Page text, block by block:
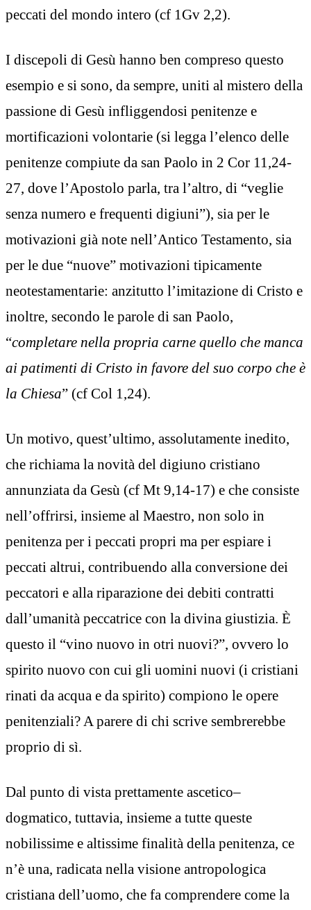
peccati del mondo intero (cf 1Gv 2,2).
I discepoli di Gesù hanno ben compreso questo
esempio e si sono, da sempre, uniti al mistero della
passione di Gesù infliggendosi penitenze e
mortificazioni volontarie (si legga l’elenco delle
penitenze compiute da san Paolo in 2 Cor 11,24-
27, dove l’Apostolo parla, tra l’altro, di “veglie
senza numero e frequenti digiuni”), sia per le
motivazioni già note nell’Antico Testamento, sia
per le due “nuove” motivazioni tipicamente
neotestamentarie: anzitutto l’imitazione di Cristo e
inoltre, secondo le parole di san Paolo,
“completare nella propria carne quello che manca
ai patimenti di Cristo in favore del suo corpo che è
la Chiesa” (cf Col 1,24).
Un motivo, quest’ultimo, assolutamente inedito,
che richiama la novità del digiuno cristiano
annunziata da Gesù (cf Mt 9,14-17) e che consiste
nell’offrirsi, insieme al Maestro, non solo in
penitenza per i peccati propri ma per espiare i
peccati altrui, contribuendo alla conversione dei
peccatori e alla riparazione dei debiti contratti
dall’umanità peccatrice con la divina giustizia. È
questo il “vino nuovo in otri nuovi?”, ovvero lo
spirito nuovo con cui gli uomini nuovi (i cristiani
rinati da acqua e da spirito) compiono le opere
penitenziali? A parere di chi scrive sembrerebbe
proprio di sì.
Dal punto di vista prettamente ascetico–
dogmatico, tuttavia, insieme a tutte queste
nobilissime e altissime finalità della penitenza, ce
n’è una, radicata nella visione antropologica
cristiana dell’uomo, che fa comprendere come la